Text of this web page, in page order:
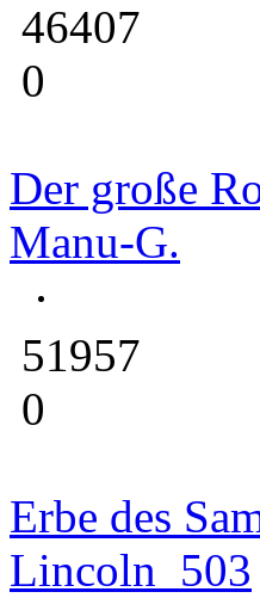
46407
0
Der große
Manu-G.
51957
0
Erbe des
Lincoln_503